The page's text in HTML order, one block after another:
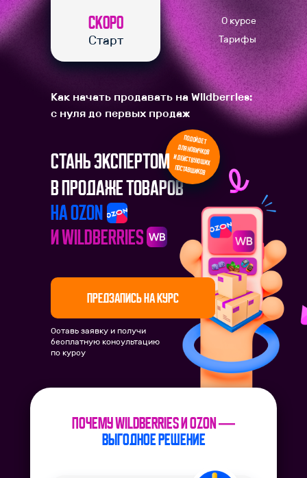
Подойдет
для новичков
и действующих
поставщиков
О курсе
Тарифы
в продаже товаров
на OZON
и WILDBERRIES
СКОРО
Старт
Как начать продавать на Wildberries:
с нуля до первых продаж
ПРЕДЗАПИСЬ НА КУРС
Оставь заявку и получи
бесплатную консультацию
по курсу
ПОЧЕМУ WILDBERRIES и OZON —
ВЫГОДНОЕ РЕШЕНИЕ
Стань экспертом